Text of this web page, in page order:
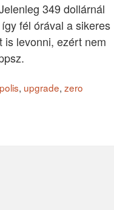
349 dollárnál
fél órával a sikeres
is levonni, ezért nem
, upgrade, zero